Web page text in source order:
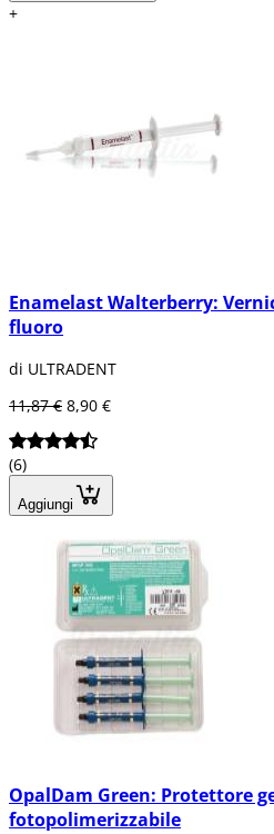
+
Enamelast Walterberry:
fluoro
di ULTRADENT
11,87 € 8,90 €
(6)
Aggiungi
OpalDam Green: Protettore
fotopolimerizzabile